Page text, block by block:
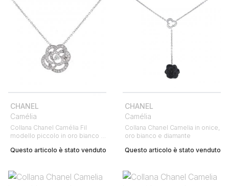
CHANEL
Camélia
Collana Chanel Camélia Fil
modello piccolo in oro bianco e
Questo articolo è stato venduto
CHANEL
Camélia
Collana Chanel Camelia in onice,
oro bianco e diamante
Questo articolo è stato venduto